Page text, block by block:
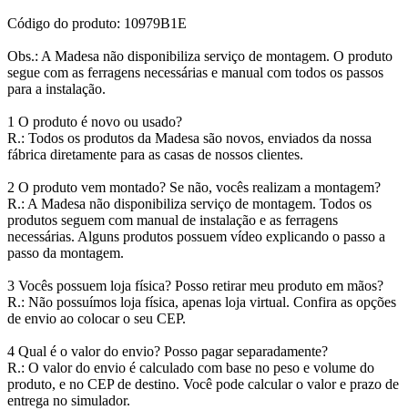
Código do produto: 10979B1E
Obs.: A Madesa não disponibiliza serviço de montagem. O produto
segue com as ferragens necessárias e manual com todos os passos
para a instalação.
1 O produto é novo ou usado?
R.: Todos os produtos da Madesa são novos, enviados da nossa
fábrica diretamente para as casas de nossos clientes.
2 O produto vem montado? Se não, vocês realizam a montagem?
R.: A Madesa não disponibiliza serviço de montagem. Todos os
produtos seguem com manual de instalação e as ferragens
necessárias. Alguns produtos possuem vídeo explicando o passo a
passo da montagem.
3 Vocês possuem loja física? Posso retirar meu produto em mãos?
R.: Não possuímos loja física, apenas loja virtual. Confira as opções
de envio ao colocar o seu CEP.
4 Qual é o valor do envio? Posso pagar separadamente?
R.: O valor do envio é calculado com base no peso e volume do
produto, e no CEP de destino. Você pode calcular o valor e prazo de
entrega no simulador.